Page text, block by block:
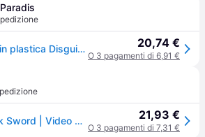
Oggetto decorativo in plastica Disguise Legend of Zelda Skyward Sword - Bleu - 66 cm 20,74 €
O 3 pagamenti di 6,91 €
Legend of Zelda Link Sword | Video Game Accessories 21,93 €
O 3 pagamenti di 7,31 €